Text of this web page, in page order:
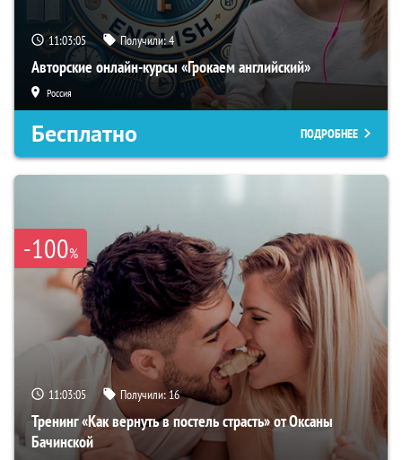
11:03:04 Получили:4
Авторские онлайн-курсы «Грокаем английский»
Россия
Бесплатно ПОДРОБНЕЕ
-100%
11:03:04 Получили:16
Тренинг «Как вернуть в постель страсть» от Оксаны
Бачинской